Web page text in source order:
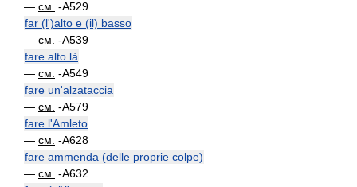
— см. -A529
far (l')alto e (il) basso
— см. -A539
fare alto là
— см. -A549
fare un'alzataccia
— см. -A579
fare l'Amleto
— см. -A628
fare ammenda (delle proprie colpe)
— см. -A632